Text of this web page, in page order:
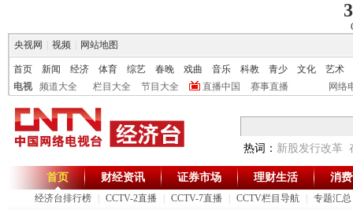
央视网
视频 网站地图
首页 新闻 经济 体育 综艺 春晚 戏曲 音乐 科教 青少 文化
艺术
电视
频道大全 栏目大全 节目大全 直播中国 赛事直播 网络
热词： 新股发行改革
首页
经济台排行榜 CCTV-2直播 CCTV-7直播 CCTV栏目导航 专题汇总
财经资讯 证券市场 理财生活 消